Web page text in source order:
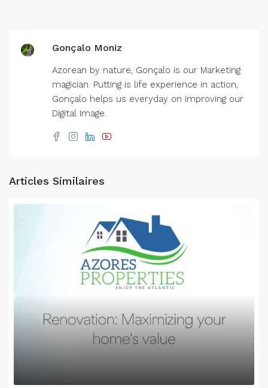
Gonçalo Moniz
Azorean by nature, Gonçalo is our Marketing
magician. Putting is life experience in action,
Gonçalo helps us everyday on improving our
Digital Image.
Articles Similaires